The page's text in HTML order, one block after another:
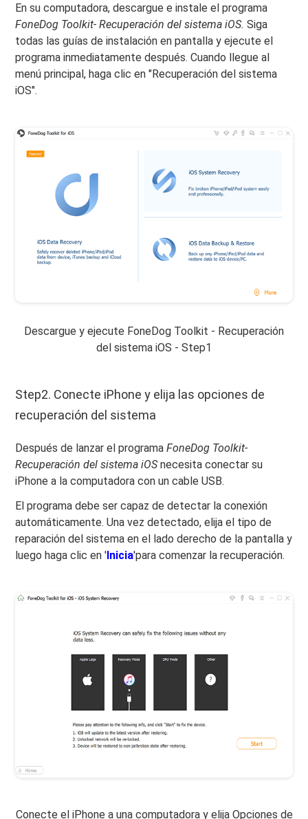
En su computadora, descargue e instale el programa
FoneDog Toolkit- Recuperación del sistema iOS.Siga
todas las guías de instalación en pantalla y ejecute el
programa inmediatamente después. Cuando llegue al
menú principal, haga clic en "Recuperación del sistema
iOS".
Descargue y ejecute FoneDog Toolkit - Recuperación
del sistema iOS - Step1
Step2. Conecte iPhone y elija las opciones de
recuperación del sistema
Después de lanzar el programaFoneDog Toolkit-
Recuperación del sistema iOSnecesita conectar su
iPhone a la computadora con un cable USB.
El programa debe ser capaz de detectar la conexión
automáticamente. Una vez detectado, elija el tipo de
reparación del sistema en el lado derecho de la pantalla y
luego haga clic en 'Inicia'para comenzar la recuperación.
Conecte el iPhone a una computadora y elija Opciones de